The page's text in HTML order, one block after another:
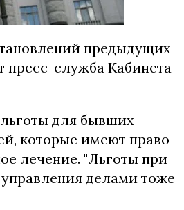
предыдущих
пресс-служба Кабинета
для бывших
которые имеют право
лечение. "Льготы при
делами тоже